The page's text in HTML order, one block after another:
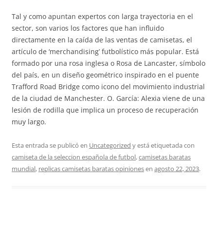
Tal y como apuntan expertos con larga trayectoria en el
sector, son varios los factores que han influido
directamente en la caída de las ventas de camisetas, el
artículo de ‘merchandising’ futbolístico más popular. Está
formado por una rosa inglesa o Rosa de Lancaster, símbolo
del país, en un diseño geométrico inspirado en el puente
Trafford Road Bridge como icono del movimiento industrial
de la ciudad de Manchester. O. García: Alexia viene de una
lesión de rodilla que implica un proceso de recuperación
muy largo.
Esta entrada se publicó en Uncategorized y está etiquetada con
camiseta de la seleccion española de futbol,camisetas baratas
mundial, replicas camisetas baratas opinionesen agosto 22, 2023.